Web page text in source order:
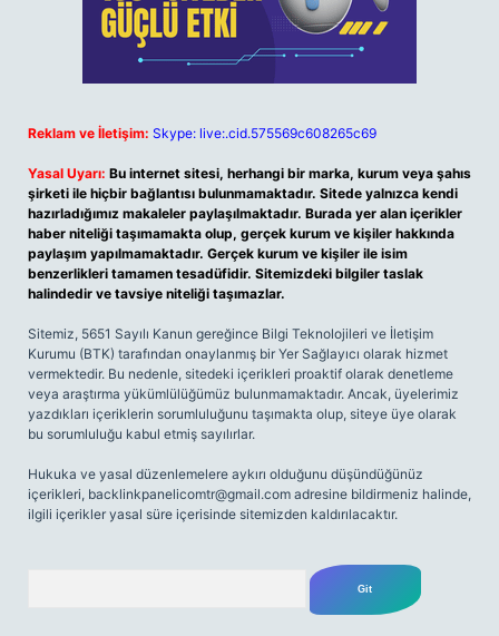
Reklam ve İletişim: Skype: live:.cid.575569c608265c69
Yasal Uyarı: Bu internet sitesi, herhangi bir marka, kurum veya şahıs
şirketi ile hiçbir bağlantısı bulunmamaktadır. Sitede yalnızca kendi
hazırladığımız makaleler paylaşılmaktadır. Burada yer alan içerikler
haber niteliği taşımamakta olup, gerçek kurum ve kişiler hakkında
paylaşım yapılmamaktadır. Gerçek kurum ve kişiler ile isim
benzerlikleri tamamen tesadüfidir. Sitemizdeki bilgiler taslak
halindedir ve tavsiye niteliği taşımazlar.
Sitemiz, 5651 Sayılı Kanun gereğince Bilgi Teknolojileri ve İletişim
Kurumu (BTK) tarafından onaylanmış bir Yer Sağlayıcı olarak hizmet
vermektedir. Bu nedenle, sitedeki içerikleri proaktif olarak denetleme
veya araştırma yükümlülüğümüz bulunmamaktadır. Ancak, üyelerimiz
yazdıkları içeriklerin sorumluluğunu taşımakta olup, siteye üye olarak
bu sorumluluğu kabul etmiş sayılırlar.
Hukuka ve yasal düzenlemelere aykırı olduğunu düşündüğünüz
içerikleri, backlinkpanelicomtr@gmail.com adresine bildirmeniz halinde,
ilgili içerikler yasal süre içerisinde sitemizden kaldırılacaktır.